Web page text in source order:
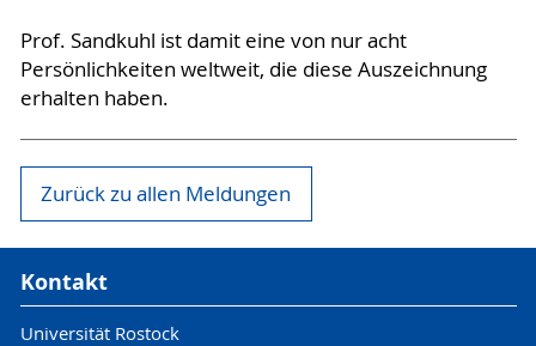
Prof. Sandkuhl ist damit eine von nur acht
Persönlichkeiten weltweit, die diese Auszeichnung
erhalten haben.
Zurück zu allen Meldungen
Kontakt
Universität Rostock